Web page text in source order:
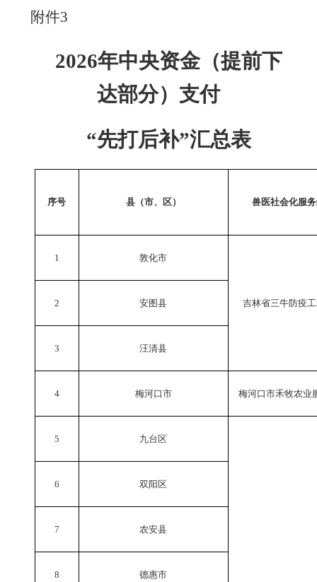
附件3
2026年中央资金（提前下
达部分）支付
“先打后补”汇总表
序号 县（市、区） 兽医社会化服
1 敦化市
吉林省三牛防疫
2 安图县
3 汪清县
4 梅河口市 梅河口市禾牧农业
5 九台区
6 双阳区
7 农安县
8 德惠市